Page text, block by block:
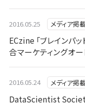
2016.05.25 メディア掲
ECzine 「ブレインパ
合マーケティングオー
2016.05.24 メディア掲
DataScientist